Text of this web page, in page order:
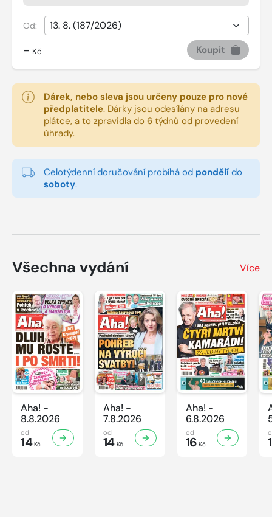
Od:
- Kč Koupit
Dárek, nebo sleva jsou určeny pouze pro nové
předplatitele. Dárky jsou odesílány na adresu
plátce, a to zpravidla do 6 týdnů od provedení
úhrady.
Celotýdenní doručování probíhá od pondělí do
soboty.
Všechna vydání Více
Aha! -
8.8.2026
od
14Kč
Aha! -
7.8.2026
od
14Kč
Aha! -
6.8.2026
od
16 Kč